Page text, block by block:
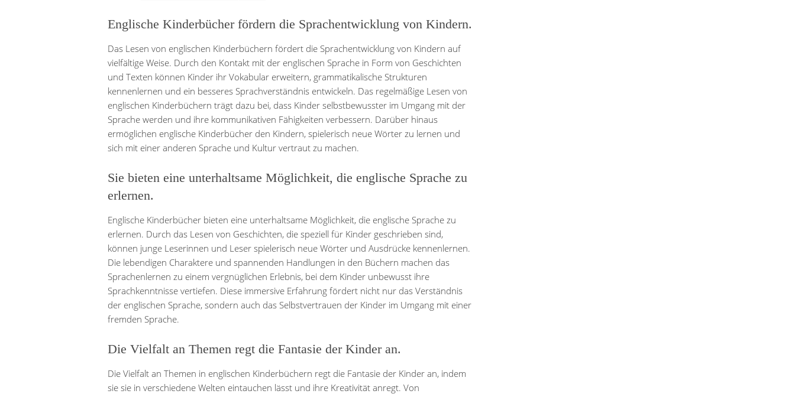
Englische Kinderbücher fördern die Sprachentwicklung von Kindern.
Das Lesen von englischen Kinderbüchern fördert die Sprachentwicklung von Kindern auf
vielfältige Weise. Durch den Kontakt mit der englischen Sprache in Form von Geschichten
und Texten können Kinder ihr Vokabular erweitern, grammatikalische Strukturen
kennenlernen und ein besseres Sprachverständnis entwickeln. Das regelmäßige Lesen von
englischen Kinderbüchern trägt dazu bei, dass Kinder selbstbewusster im Umgang mit der
Sprache werden und ihre kommunikativen Fähigkeiten verbessern. Darüber hinaus
ermöglichen englische Kinderbücher den Kindern, spielerisch neue Wörter zu lernen und
sich mit einer anderen Sprache und Kultur vertraut zu machen.
Sie bieten eine unterhaltsame Möglichkeit, die englische Sprache zu
erlernen.
Englische Kinderbücher bieten eine unterhaltsame Möglichkeit, die englische Sprache zu
erlernen. Durch das Lesen von Geschichten, die speziell für Kinder geschrieben sind,
können junge Leserinnen und Leser spielerisch neue Wörter und Ausdrücke kennenlernen.
Die lebendigen Charaktere und spannenden Handlungen in den Büchern machen das
Sprachenlernen zu einem vergnüglichen Erlebnis, bei dem Kinder unbewusst ihre
Sprachkenntnisse vertiefen. Diese immersive Erfahrung fördert nicht nur das Verständnis
der englischen Sprache, sondern auch das Selbstvertrauen der Kinder im Umgang mit einer
fremden Sprache.
Die Vielfalt an Themen regt die Fantasie der Kinder an.
Die Vielfalt an Themen in englischen Kinderbüchern regt die Fantasie der Kinder an, indem
sie sie in verschiedene Welten eintauchen lässt und ihre Kreativität anregt. Von